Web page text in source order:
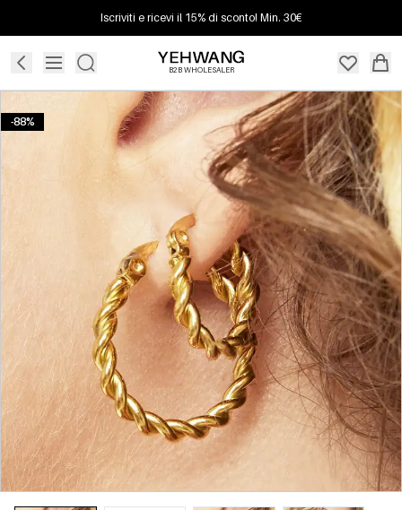
Iscriviti e ricevi il 15% di sconto! Min. 30€
B2B WHOLESALER
-88%